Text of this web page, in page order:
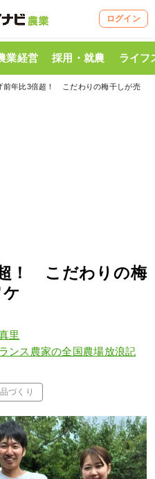
ログイン
業経営 採用・就農 ライフ
前年比3倍超！ こだわりの梅干しが売
！ こだわりの梅
里
ンス農家の全国農場放浪記
づくり